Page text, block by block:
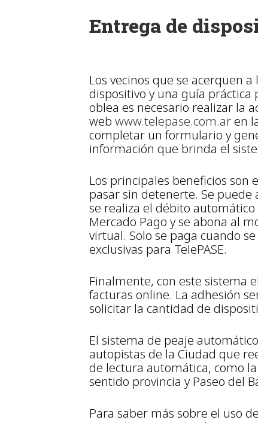
Entrega de
Los vecinos que se acerquen
dispositivo y una guía práctica
oblea es necesario realizar la
web www.telepase.com.aren
completar un formulario y
información que brinda el
Los principales beneficios son
pasar sin detenerte. Se
se realiza el débito
Mercado Pago y se abona al
virtual. Solo se paga cuando
exclusivas para TelePASE.
Finalmente, con este sistema
facturas online. La adhesión
solicitar la cantidad de
El sistema de peaje
autopistas de la Ciudad que
de lectura automática, como
sentido provincia y Paseo del
Para saber más sobre el uso